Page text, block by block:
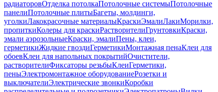
радиаторовОтделка потолкаПотолочные системыПотолочные
панелиПотолочные плитыБагеты, молдинги,
уголкиЛакокрасочные материалыКраскиЭмалиЛакиМорилки,
пропиткиКолеры для краскиРастворителиГрунтовкиКраски,
эмали аэрозольныеКраски, эмалиПены, клеи,
герметикиЖидкие гвоздиГерметикиМонтажная пенаКлеи для
обоевКлеи для напольных покрытийОчистители,
растворителиФиксаторы резьбыКлеиГерметики,
пеныЭлектромонтажное оборудованиеРозетки и
выключателиЭлектрические звонкиКоробки